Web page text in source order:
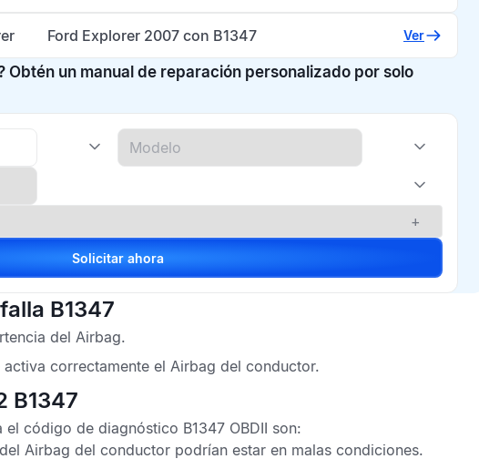
Ford Explorer 2007 con B1347 Ver
Obtén un manual de reparación personalizado por solo
+
Solicitar ahora
B1347
del Airbag.
correctamente el Airbag del conductor.
B1347
el código de diagnóstico B1347 OBDII son:
Airbag del conductor podrían estar en malas condiciones.